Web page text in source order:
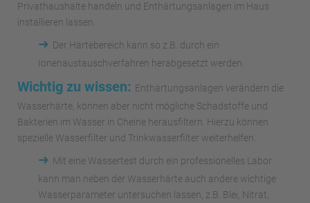
Privathaushalte handeln und Enthärtungsanlagen im Haus
installieren lassen.
➜ Der Härtebereich kann so z.B. durch ein
Ionenaustauschverfahren herabgesetzt werden.
Wichtig zu wissen: Enthärtungsanlagen verändern die
Wasserhärte, können aber nicht mögliche Schadstoffe und
Bakterien im Wasser in Cheine herausfiltern. Hierzu können
spezielle Wasserfilter und Trinkwasserfilter weiterhelfen.
➜ Mit eine Wassertest durch ein professionelles Labor
kann man neben der Wasserhärte auch andere wichtige
Wasserparameter untersuchen lassen, z.B. Blei, Nitrat,